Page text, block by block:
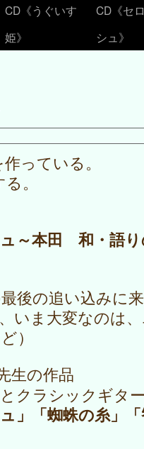
CD《うぐいす
姫》
CD《セ
シュ》
っている。
。
～本田 和・語
後の追い込みに
いま大変なのは
）
生の作品
クラシックギタ
」「蜘蛛の糸」